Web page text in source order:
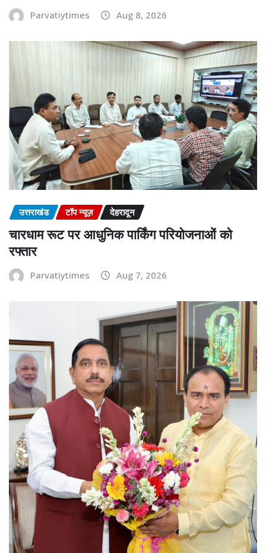
Parvatiytimes Aug 8, 2026
उत्तराखंड टॉप न्यूज़ देहरादून
चारधाम रूट पर आधुनिक पार्किंग परियोजनाओं को
रफ्तार
Parvatiytimes Aug 7, 2026